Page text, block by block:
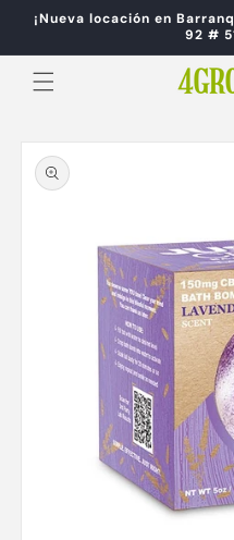
directamente
¡Nueva locación en
92 #
directamente
a la
información